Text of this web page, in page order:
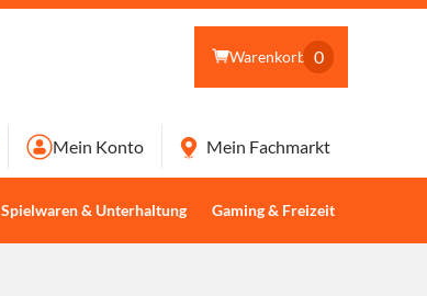
Warenkorb 0
Spielwaren & Unterhaltung Gaming & Freizeit
Mein Konto Mein Fachmarkt